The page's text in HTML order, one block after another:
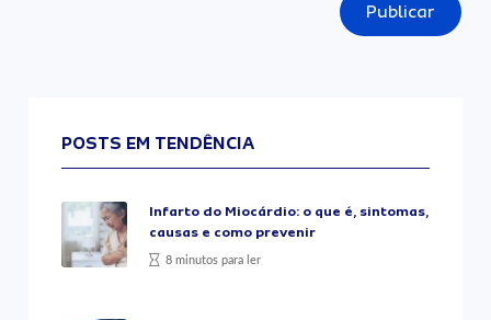
Publicar
POSTS EM TENDÊNCIA
Infarto do Miocárdio: o que é, sintomas,
causas e como prevenir
8 minutos para ler